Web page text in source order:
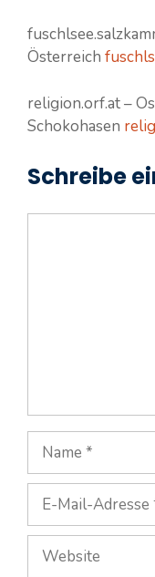
Österreich
religion.orf.at –
Schokohasen
Schreibe
Name
Mail-
Adresse
Website